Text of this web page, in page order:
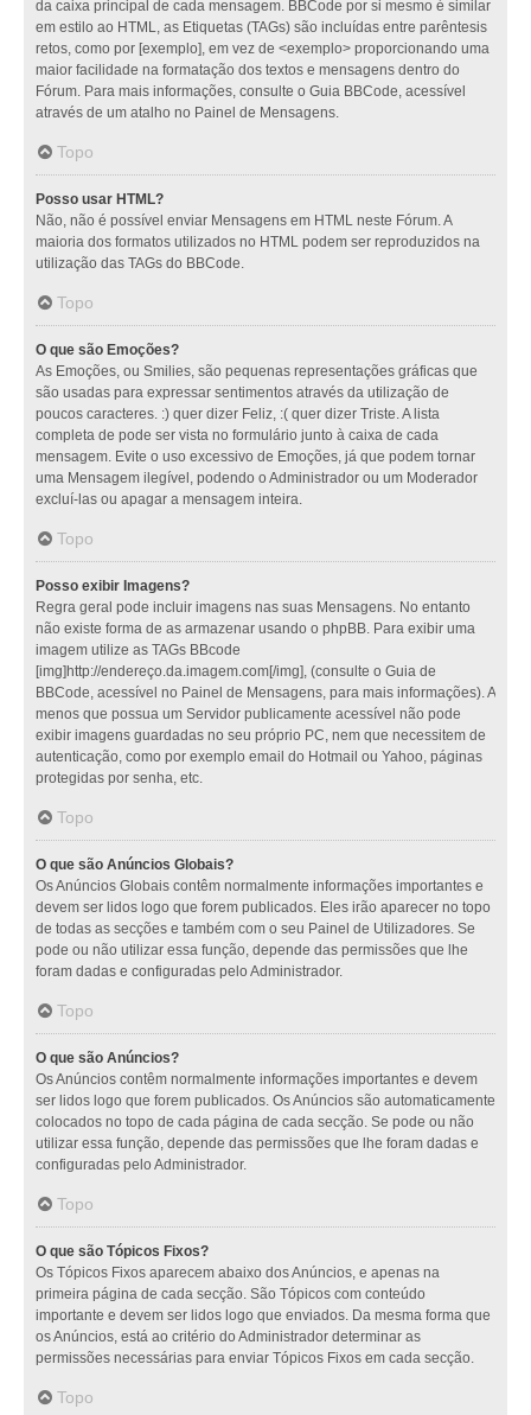
da caixa principal de cada mensagem. BBCode por si mesmo é similar
em estilo ao HTML, as Etiquetas (TAGs) são incluídas entre parêntesis
retos, como por [exemplo], em vez de <exemplo> proporcionando uma
maior facilidade na formatação dos textos e mensagens dentro do
Fórum. Para mais informações, consulte o Guia BBCode, acessível
através de um atalho no Painel de Mensagens.
Topo
Posso usar HTML?
Não, não é possível enviar Mensagens em HTML neste Fórum. A
maioria dos formatos utilizados no HTML podem ser reproduzidos na
utilização das TAGs do BBCode.
Topo
O que são Emoções?
As Emoções, ou Smilies, são pequenas representações gráficas que
são usadas para expressar sentimentos através da utilização de
poucos caracteres. :) quer dizer Feliz, :( quer dizer Triste. A lista
completa de pode ser vista no formulário junto à caixa de cada
mensagem. Evite o uso excessivo de Emoções, já que podem tornar
uma Mensagem ilegível, podendo o Administrador ou um Moderador
excluí-las ou apagar a mensagem inteira.
Topo
Posso exibir Imagens?
Regra geral pode incluir imagens nas suas Mensagens. No entanto
não existe forma de as armazenar usando o phpBB. Para exibir uma
imagem utilize as TAGs BBcode
[img]http://endereço.da.imagem.com[/img], (consulte o Guia de
BBCode, acessível no Painel de Mensagens, para mais informações). A
menos que possua um Servidor publicamente acessível não pode
exibir imagens guardadas no seu próprio PC, nem que necessitem de
autenticação, como por exemplo email do Hotmail ou Yahoo, páginas
protegidas por senha, etc.
Topo
O que são Anúncios Globais?
Os Anúncios Globais contêm normalmente informações importantes e
devem ser lidos logo que forem publicados. Eles irão aparecer no topo
de todas as secções e também com o seu Painel de Utilizadores. Se
pode ou não utilizar essa função, depende das permissões que lhe
foram dadas e configuradas pelo Administrador.
Topo
O que são Anúncios?
Os Anúncios contêm normalmente informações importantes e devem
ser lidos logo que forem publicados. Os Anúncios são automaticamente
colocados no topo de cada página de cada secção. Se pode ou não
utilizar essa função, depende das permissões que lhe foram dadas e
configuradas pelo Administrador.
Topo
O que são Tópicos Fixos?
Os Tópicos Fixos aparecem abaixo dos Anúncios, e apenas na
primeira página de cada secção. São Tópicos com conteúdo
importante e devem ser lidos logo que enviados. Da mesma forma que
os Anúncios, está ao critério do Administrador determinar as
permissões necessárias para enviar Tópicos Fixos em cada secção.
Topo